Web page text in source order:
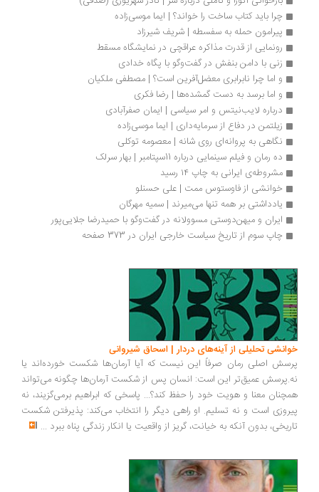
چرا باید کتاب ساخت را خواند؟ | ایما موسی‌زاده
پیرامون حمله به سفسطه | شریف شیرزاد
رونمایی از قدرت مذاکره عراقچی در نمایشگاه مسقط
زنی با دامن بنفش در گفت‌وگو با پگاه خدادی
و اما چرا نابرابری معضل‌آفرین است؟ | مصطفی ملکیان
و اما برسد به دست گمشده‌ها | رضا فکری
درباره لایب‌نیتس و امر سیاسی | ایمان صفرآبادی
زیلتمن در دفاع از سرمایه‌داری | ایما موسی‌زاده
نگاهی به پروانه‌‌‌ای روی شانه | معصومه توکلی
ده رمان و فیلم سینمایی درباره 11سپتامبر | بهار سرلک
مشروطه‌ی ایرانی به چاپ ۱۴ رسید
خوانشی از فاوستوس ممت | علی حسنلو
یادداشتی بر همه تنها می‌میرند | سمیه مهرگان
ایران و میهن‌دوستی مسوولانه در گفت‌وگو با حمیدرضا جلایی‌پور
چاپ سوم از تاریخ سیاست خارجی ایران در 373 صفحه
تحلیلی از آینه‌های دردار | اسحاق شیروانی
اصلی رمان صرفاً این نیست که آیا آرمان‌ها شکست خورده‌اند یا
عمیق‌تر این است: انسان پس از شکست آرمان‌ها چگونه می‌تواند
معنا و هویت خود را حفظ کند؟... پاسخی که ابراهیم برمی‌گزیند، نه
است و نه تسلیم. او راهی دیگر را انتخاب می‌کند: پذیرفتن شکست
بدون آنکه به خیانت، گریز از واقعیت یا انکار زندگی پناه ببرد...